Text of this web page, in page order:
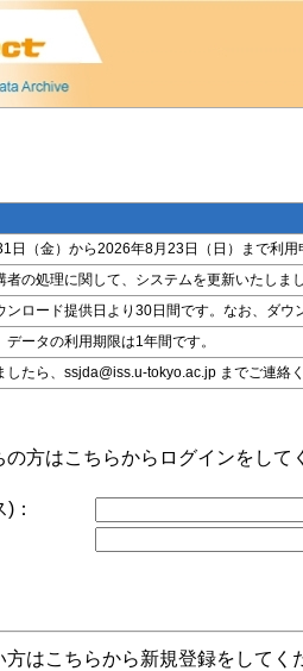
（金）から2026年8月23日（日）まで利
の処理に関して、システムを更新いたしま
ロード提供日より30日間です。なお、ダ
ータの利用期限は1年間です。
たら、ssjda@iss.u-tokyo.ac.jp までご連絡
方はこちらからログインをして
：
はこちらから新規登録をしてく